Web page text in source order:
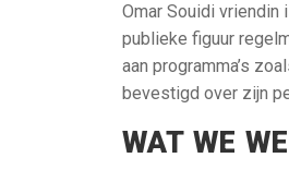
Omar Souidi vriendin
publieke figuur
aan programma’s
bevestigd over zijn
WAT WE